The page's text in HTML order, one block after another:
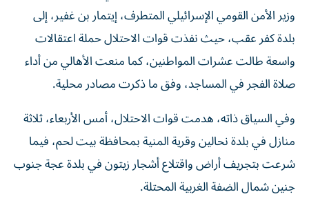
وزير الأمن القومي الإسرائيلي المتطرف، إيتمار بن غفير، إلى
بلدة كفر عقب، حيث نفذت قوات الاحتلال حملة اعتقالات
واسعة طالت عشرات المواطنين، كما منعت الأهالي من أداء
صلاة الفجر في المساجد، وفق ما ذكرت مصادر محلية.
وفي السياق ذاته، هدمت قوات الاحتلال، أمس الأربعاء، ثلاثة
منازل في بلدة نحالين وقرية المنية بمحافظة بيت لحم، فيما
شرعت بتجريف أراض واقتلاع أشجار زيتون في بلدة عجة جنوب
جنين شمال الضفة الغربية المحتلة.